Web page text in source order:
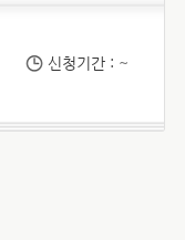
신청기간 : ~